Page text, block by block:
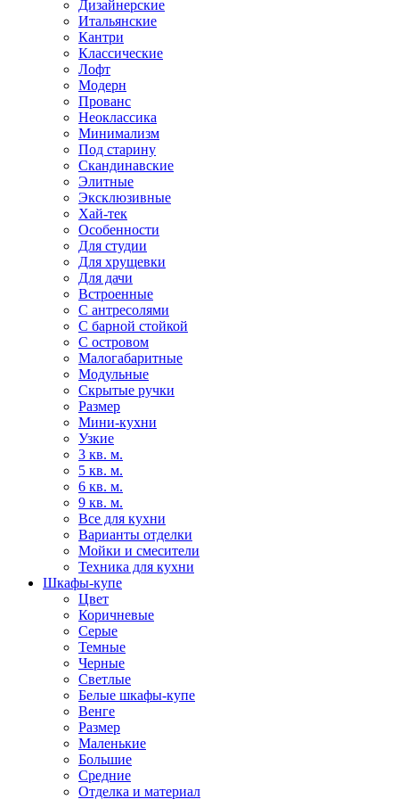
Дизайнерские
Итальянские
Кантри
Классические
Лофт
Модерн
Прованс
Неоклассика
Минимализм
Под старину
Скандинавские
Элитные
Эксклюзивные
Хай-тек
Особенности
Для студии
Для хрущевки
Для дачи
Встроенные
С антресолями
С барной стойкой
С островом
Малогабаритные
Модульные
Скрытые ручки
Размер
Мини-кухни
Узкие
3 кв. м.
5 кв. м.
6 кв. м.
9 кв. м.
Все для кухни
Варианты отделки
Мойки и смесители
Техника для кухни
Шкафы-купе
Цвет
Коричневые
Серые
Темные
Черные
Светлые
Белые шкафы-купе
Венге
Размер
Маленькие
Большие
Средние
Отделка и материал